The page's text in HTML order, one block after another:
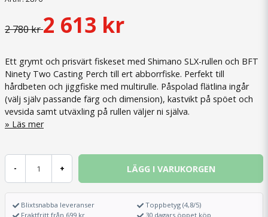
2 780 kr2 613 kr
Ett grymt och prisvärt fiskeset med Shimano SLX-rullen och BFT
Ninety Two Casting Perch till ert abborrfiske. Perfekt till
hårdbeten och jiggfiske med multirulle. Påspolad flätlina ingår
(välj själv passande färg och dimension), kastvikt på spöet och
vevsida samt utväxling på rullen väljer ni själva.
Läs mer
- + LÄGG I VARUKORGEN
Blixtsnabba leveranser
Fraktfritt från 699 kr
Toppbetyg (4,8/5)
30 dagars öppet köp